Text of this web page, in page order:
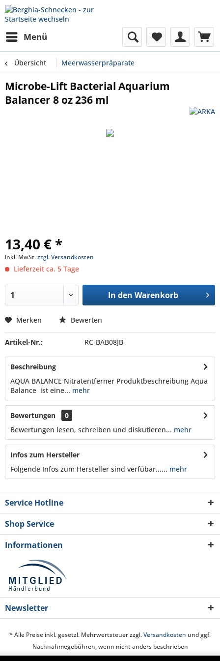
Menü
Übersicht Meerwasserpräparate
Microbe-Lift Bacterial Aquarium
Balancer 8 oz 236 ml
13,40 € *
inkl. MwSt.zzgl. Versandkosten
Lieferzeit ca. 5 Tage
In den Warenkorb
Merken Bewerten
Artikel-Nr.: RC-BAB08JB
Beschreibung
AQUA BALANCE Nitratentferner Produktbeschreibung Aqua
Balance ist eine... mehr
Bewertungen
0
Bewertungen lesen, schreiben und diskutieren... mehr
Infos zum Hersteller
Folgende Infos zum Hersteller sind verfübar...... mehr
Service Hotline
Shop Service
Informationen
Newsletter
* Alle Preise inkl. gesetzl. Mehrwertsteuer zzgl.Versandkosten und ggf.
Nachnahmegebühren, wenn nicht anders beschrieben